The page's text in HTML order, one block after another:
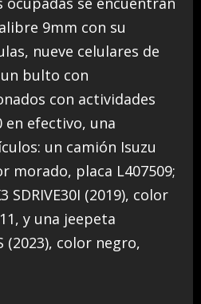
9mm con su
nueve celulares de
bulto con
con actividades
en efectivo, una
un camión Isuzu
morado, placa L407509;
SDRIVE30I (2019), color
y una jeepeta
(2023), color negro,